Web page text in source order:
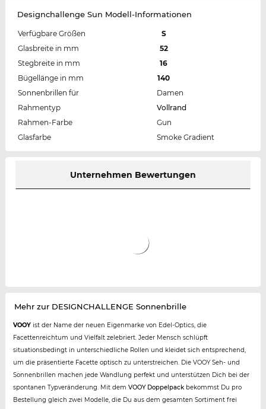
Designchallenge Sun Modell-Informationen
Verfügbare Größen
S
Glasbreite in mm
52
Stegbreite in mm
16
Bügellänge in mm
140
Sonnenbrillen für
Damen
Rahmentyp
Vollrand
Rahmen-Farbe
Gun
Glasfarbe
Smoke Gradient
Unternehmen Bewertungen
Mehr zur DESIGNCHALLENGE Sonnenbrille
VOOYist der Name der neuen Eigenmarke von Edel-Optics, die
Facettenreichtum und Vielfalt zelebriert. Jeder Mensch schlüpft
situationsbedingt in unterschiedliche Rollen und kleidet sich entsprechend,
um die präsentierte Facette optisch zu unterstreichen. Die VOOY Seh- und
Sonnenbrillen machen jede Wandlung perfekt und unterstützen Dich bei der
spontanen Typveränderung. Mit dem VOOY Doppelpackbekommst Du pro
Bestellung gleich zwei Modelle, die Du aus dem gesamten Sortiment frei